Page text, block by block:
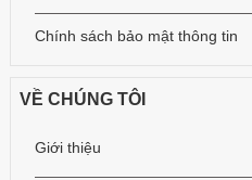
Chính sách bảo mật thông tin
VỀ CHÚNG TÔI
Giới thiệu